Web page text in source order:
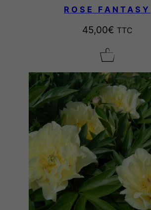
ROSE FANTASY
45,00€ TTC